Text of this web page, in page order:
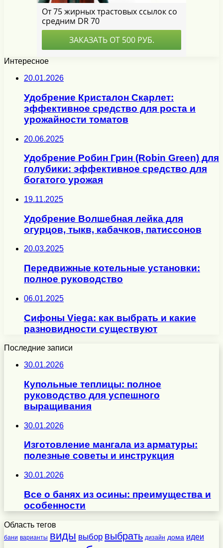
Интересное
20.01.2026
Удобрение Кристалон Скарлет:
эффективное средство для роста и
урожайности томатов
20.06.2025
Удобрение Робин Грин (Robin Green) для
голубики: эффективное средство для
богатого урожая
19.11.2025
Удобрение Волшебная лейка для
огурцов, тыкв, кабачков, патиссонов
20.03.2025
Передвижные котельные установки:
полное руководство
06.01.2025
Сифоны Viega: как выбрать и какие
разновидности существуют
Последние записи
30.01.2026
Купольные теплицы: полное
руководство для успешного
выращивания
30.01.2026
Изготовление мангала из арматуры:
полезные советы и инструкция
30.01.2026
Все о банях из осины: преимущества и
особенности
Область тегов
бани варианты виды выбор выбрать дизайн дома идеи